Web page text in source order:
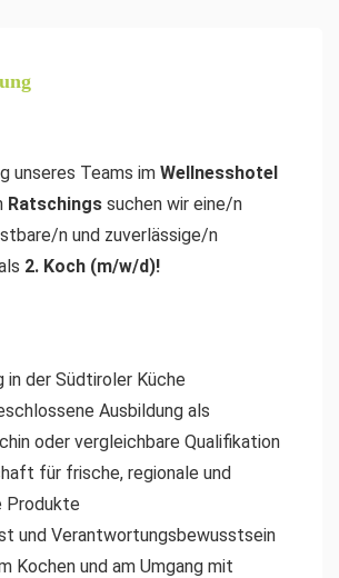
unseres Teams im Wellnesshotel
Ratschings suchen wir eine/n
n und zuverlässige/n
2. Koch (m/w/d)!
in der Südtiroler Küche
Ausbildung als
oder vergleichbare Qualifikation
für frische, regionale und
Produkte
und Verantwortungsbewusstsein
Kochen und am Umgang mit